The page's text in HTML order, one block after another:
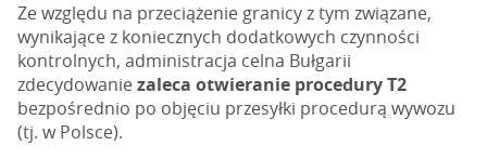
Ze względu na przeciążenie granicy z tym związane,
wynikające z koniecznych dodatkowych czynności
kontrolnych, administracja celna Bułgarii
zdecydowaniezaleca otwieranie procedury T2
bezpośrednio po objęciu przesyłki procedurą wywozu
(tj. w Polsce).